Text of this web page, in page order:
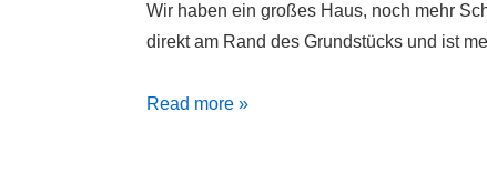
Wir haben ein großes Haus, noch mehr
direkt am Rand des Grundstücks und ist
Tabakschuppen
Read more »